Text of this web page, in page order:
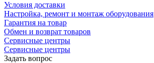
Условия доставки
Настройка, ремонт и монтаж оборудования
Гарантия на товар
Обмен и возврат товаров
Сервисные центры
Сервисные центры
Задать вопрос